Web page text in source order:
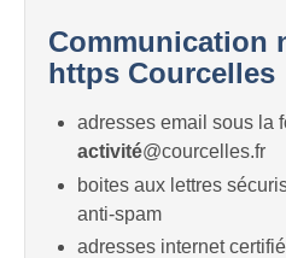
Communication
https Courcelles
adresses email sous la
activité@courcelles.fr
boites aux lettres
anti-spam
adresses internet